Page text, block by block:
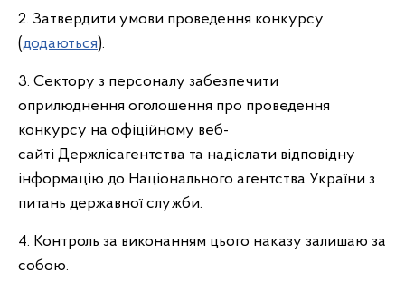
2. Затвердити умови проведення конкурсу
(додаються).
3. Сектору з персоналу забезпечити
оприлюднення оголошення про проведення
конкурсу на офіційному веб-
сайті Держлісагентства та надіслати відповідну
інформацію до Національного агентства України з
питань державної служби.
4. Контроль за виконанням цього наказу залишаю за
собою.